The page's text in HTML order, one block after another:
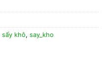
sấy khô, say_kho